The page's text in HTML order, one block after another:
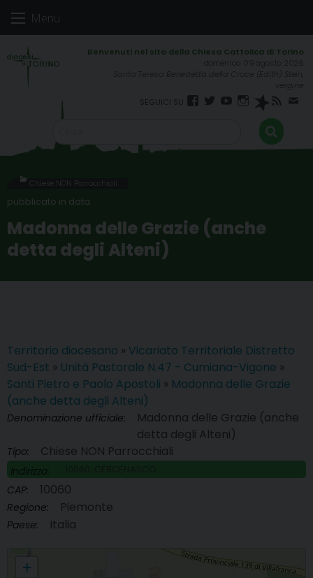
Menu
domenica 09 agosto 2026
Santa Teresa Benedetta della Croce (Edith) Stein,
vergine
Facebook
TwitterYouTube
Instagram
Spreaker
RSS
FEED
Chiese NON Parrocchiali
Madonna delle Grazie (anche
detta degli Alteni)
Territorio diocesano » Vicariato Territoriale Distretto
Sud-Est » Unità Pastorale N.47 - Cumiana-Vigone »
Santi Pietro e Paolo Apostoli » Madonna delle Grazie
(anche detta degli Alteni)
Denominazione ufficiale:
Madonna delle Grazie (anche
detta degli Alteni)
Tipo: Chiese NON Parrocchiali
Indirizzo:
CAP: 10060
Regione: Piemonte
Paese: Italia
Madonna delle Grazie (anche detta degli Alteni)
+